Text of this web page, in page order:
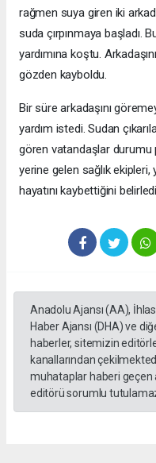
rağmen suya giren iki
suda çırpınmaya başladı.
yardımına koştu.
gözden kayboldu.
Bir süre arkadaşını
yardım istedi. Sudan
gören vatandaşlar durumu
yerine gelen sağlık ekipleri,
hayatını kaybettiğini belirledi.
Anadolu Ajansı (AA),
Haber Ajansı (DHA) ve
haberler, sitemizin
kanallarından
muhataplar haberi geçen
editörü sorumlu